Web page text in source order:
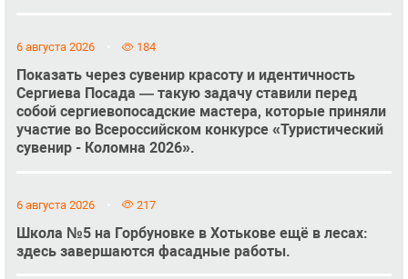
6 августа 2026 184
Показать через сувенир красоту и идентичность
Сергиева Посада — такую задачу ставили перед
собой сергиевопосадские мастера, которые приняли
участие во Всероссийском конкурсе «Туристический
сувенир - Коломна 2026».
6 августа 2026 217
Школа №5 на Горбуновке в Хотькове ещё в лесах:
здесь завершаются фасадные работы.